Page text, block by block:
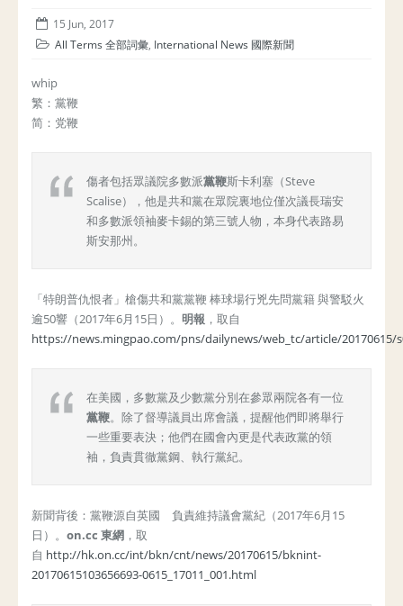
15 Jun, 2017
All Terms 全部詞彙, International News 國際新聞
whip
繁：黨鞭
简：党鞭
傷者包括眾議院多數派黨鞭斯卡利塞（Steve
Scalise），他是共和黨在眾院裏地位僅次議長瑞安
和多數派領袖麥卡錫的第三號人物，本身代表路易
斯安那州。
「特朗普仇恨者」槍傷共和黨黨鞭 棒球場行兇先問黨籍 與警駁火
逾50響（2017年6月15日）。 明報 ，取自
https://news.mingpao.com/pns/dailynews/web_tc/article/20170615/
在美國，多數黨及少數黨分別在參眾兩院各有一位
黨鞭。除了督導議員出席會議，提醒他們即將舉行
一些重要表決；他們在國會內更是代表政黨的領
袖，負責貫徹黨鋼、執行黨紀。
新聞背後：黨鞭源自英國 負責維持議會黨紀（2017年6月15
日）。 on.cc 東網 ，取
自 http://hk.on.cc/int/bkn/cnt/news/20170615/bknint-
20170615103656693-0615_17011_001.html